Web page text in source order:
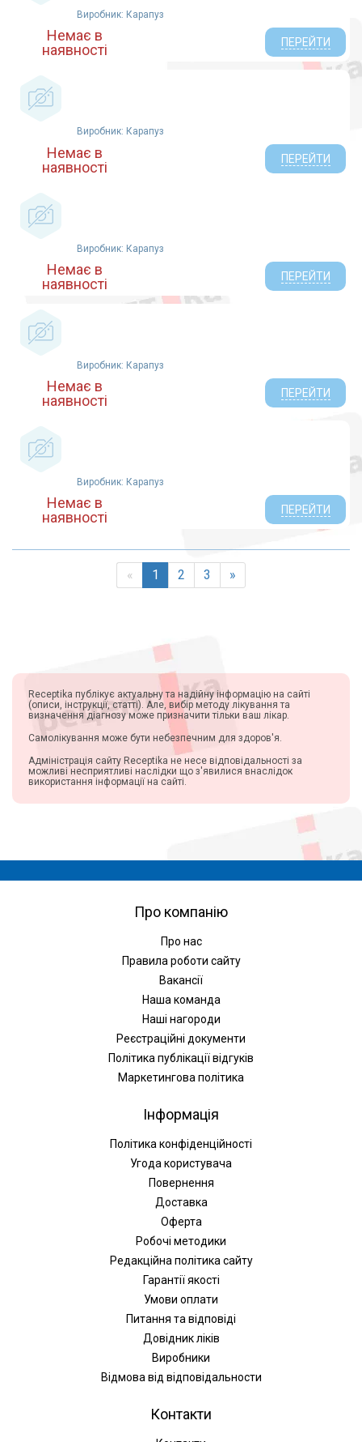
Виробник: Карапуз
Немає в
наявності
ПЕРЕЙТИ
Виробник: Карапуз
Немає в
наявності
ПЕРЕЙТИ
Виробник: Карапуз
Немає в
наявності
ПЕРЕЙТИ
Виробник: Карапуз
Немає в
наявності
ПЕРЕЙТИ
Виробник: Карапуз
Немає в
наявності
ПЕРЕЙТИ
« 1 2 3 »
Receptika публікує актуальну та надійну інформацію на сайті
(описи, інструкції, статті). Але, вибір методу лікування та
визначення діагнозу може призначити тільки ваш лікар.
Самолікування може бути небезпечним для здоров'я.
Адміністрація сайту Receptika не несе відповідальності за
можливі несприятливі наслідки що з'явилися внаслідок
використання інформації на сайті.
Про компанію
Про нас
Правила роботи сайту
Вакансії
Наша команда
Наші нагороди
Реєстраційні документи
Політика публікації відгуків
Маркетингова політика
Інформація
Політика конфіденційності
Угода користувача
Повернення
Доставка
Оферта
Робочі методики
Редакційна політика сайту
Гарантії якості
Умови оплати
Питання та відповіді
Довідник ліків
Виробники
Відмова від відповідальности
Контакти